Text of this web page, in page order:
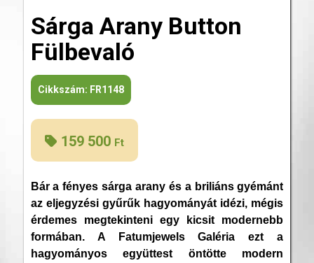
Sárga Arany Button
Fülbevaló
Cikkszám: FR1148
159 500 Ft
Bár a fényes sárga arany és a briliáns gyémánt
az eljegyzési gyűrűk hagyományát idézi, mégis
érdemes megtekinteni egy kicsit modernebb
formában. A Fatumjewels Galéria ezt a
hagyományos együttest öntötte modern